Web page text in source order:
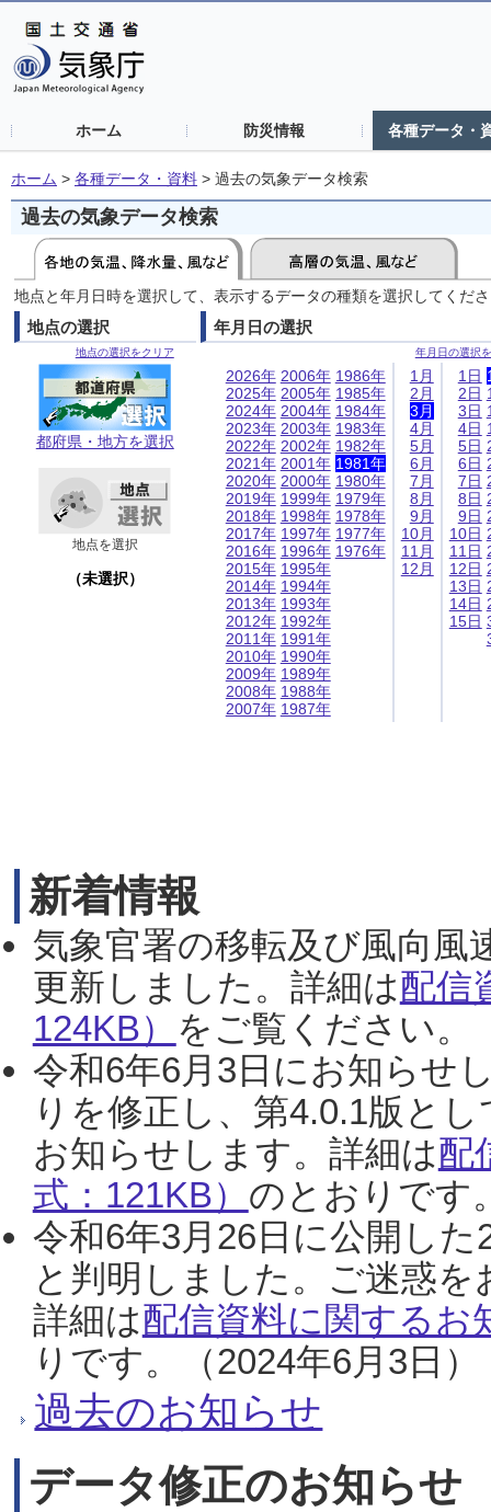
ホーム 防災情報 各種データ・
ホーム > 各種データ・資料 > 過去の気象データ検索
過去の気象データ検索
地点と年月日時を選択して、表示するデータの種類を選択してくだ
地点の選択
地点の選択をクリア
都府県・地方を選択
地点を選択
（未選択）
年月日の選択
年月日の選択
2026年
2025年
2024年
2023年
2022年
2021年
2020年
2019年
2018年
2017年
2016年
2015年
2014年
2013年
2012年
2011年
2010年
2009年
2008年
2007年
2006年
2005年
2004年
2003年
2002年
2001年
2000年
1999年
1998年
1997年
1996年
1995年
1994年
1993年
1992年
1991年
1990年
1989年
1988年
1987年
1986年
1985年
1984年
1983年
1982年
1981年
1980年
1979年
1978年
1977年
1976年
1月
2月
3月
4月
5月
6月
7月
8月
9月
10月
11月
12月
1日
2日
3日
4日
5日
6日
7日
8日
9日
10日
11日
12日
13日
14日
15日
新着情報
気象官署の移転及び風向風
更新しました。詳細は配信
124KB） をご覧ください。
令和6年6月3日にお知らせ
りを修正し、第4.0.1版と
お知らせします。詳細は配
式：121KB） のとおりです
令和6年3月26日に公開し
と判明しました。ご迷惑
詳細は配信資料に関するお
りです。（2024年6月3日）
過去のお知らせ
データ修正のお知らせ